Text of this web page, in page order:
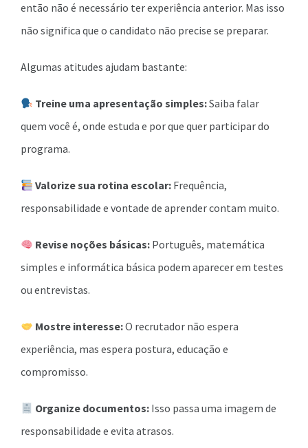
então não é necessário ter experiência anterior. Mas isso
não significa que o candidato não precise se preparar.
Algumas atitudes ajudam bastante:
Treine uma apresentação simples:Saiba falar
quem você é, onde estuda e por que quer participar do
programa.
Valorize sua rotina escolar: Frequência,
responsabilidade e vontade de aprender contam muito.
Revise noções básicas: Português, matemática
simples e informática básica podem aparecer em testes
ou entrevistas.
Mostre interesse:O recrutador não espera
experiência, mas espera postura, educação e
compromisso.
Organize documentos: Isso passa uma imagem de
responsabilidade e evita atrasos.